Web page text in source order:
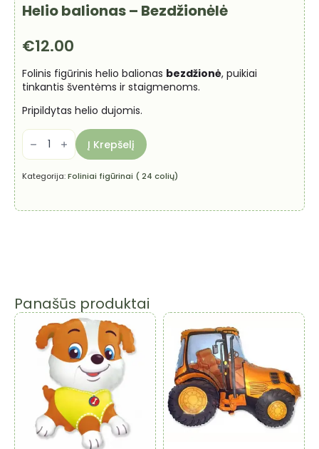
Helio balionas – Bezdžionėlė
€12.00
Folinis figūrinis helio balionas bezdžionė, puikiai
tinkantis šventėms ir staigmenoms.
Pripildytas helio dujomis.
produkto
kiekis:
Helio
balionas
-
Bezdžionėlė
Į Krepšelį
Kategorija:Foliniai figūrinai ( 24 colių)
Panašūs produktai